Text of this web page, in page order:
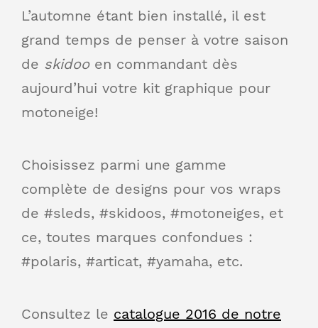
L’automne étant bien installé, il est
grand temps de penser à votre saison
de skidooen commandant dès
aujourd’hui votre kit graphique pour
motoneige!
Choisissez parmi une gamme
complète de designs pour vos wraps
de #sleds, #skidoos, #motoneiges, et
ce, toutes marques confondues :
#polaris, #articat, #yamaha, etc.
Consultez le catalogue 2016 de notre